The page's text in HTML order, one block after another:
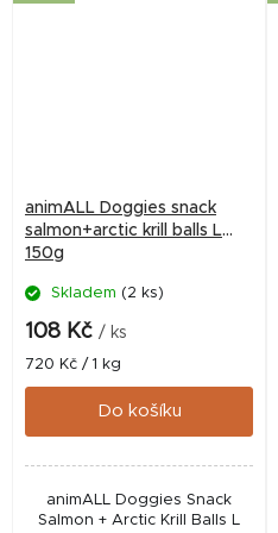
animALL Doggies snack
salmon+arctic krill balls L
150g
Skladem (2 ks)
108 Kč / ks
Měrná
cena:
720 Kč / 1 kg
Do košíku
animALL Doggies Snack
Salmon + Arctic Krill Balls L